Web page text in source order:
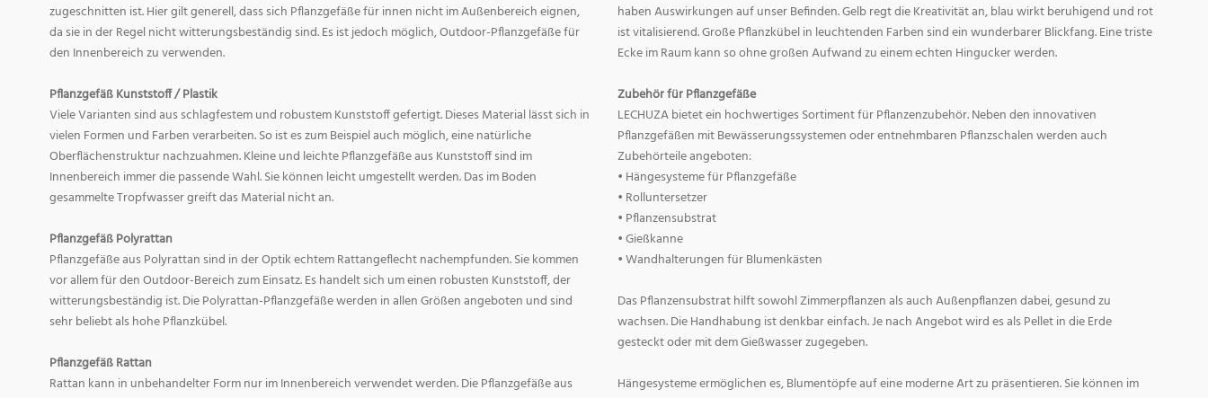
zugeschnitten ist. Hier gilt generell, dass sich Pflanzgefäße für innen nicht im Außenbereich eignen,
da sie in der Regel nicht witterungsbeständig sind. Es ist jedoch möglich, Outdoor-Pflanzgefäße für
den Innenbereich zu verwenden.
Pflanzgefäß Kunststoff / Plastik
Viele Varianten sind aus schlagfestem und robustem Kunststoff gefertigt. Dieses Material lässt sich in
vielen Formen und Farben verarbeiten. So ist es zum Beispiel auch möglich, eine natürliche
Oberflächenstruktur nachzuahmen. Kleine und leichte Pflanzgefäße aus Kunststoff sind im
Innenbereich immer die passende Wahl. Sie können leicht umgestellt werden. Das im Boden
gesammelte Tropfwasser greift das Material nicht an.
Pflanzgefäß Polyrattan
Pflanzgefäße aus Polyrattan sind in der Optik echtem Rattangeflecht nachempfunden. Sie kommen
vor allem für den Outdoor-Bereich zum Einsatz. Es handelt sich um einen robusten Kunststoff, der
witterungsbeständig ist. Die Polyrattan-Pflanzgefäße werden in allen Größen angeboten und sind
sehr beliebt als hohe Pflanzkübel.
Pflanzgefäß Rattan
Rattan kann in unbehandelter Form nur im Innenbereich verwendet werden. Die Pflanzgefäße aus
haben Auswirkungen auf unser Befinden. Gelb regt die Kreativität an, blau wirkt beruhigend und rot
ist vitalisierend. Große Pflanzkübel in leuchtenden Farben sind ein wunderbarer Blickfang. Eine triste
Ecke im Raum kann so ohne großen Aufwand zu einem echten Hingucker werden.
Zubehör für Pflanzgefäße
LECHUZA bietet ein hochwertiges Sortiment für Pflanzenzubehör. Neben den innovativen
Pflanzgefäßen mit Bewässerungssystemen oder entnehmbaren Pflanzschalen werden auch
Zubehörteile angeboten:
• Hängesysteme für Pflanzgefäße
• Rolluntersetzer
• Pflanzensubstrat
• Gießkanne
• Wandhalterungen für Blumenkästen
Das Pflanzensubstrat hilft sowohl Zimmerpflanzen als auch Außenpflanzen dabei, gesund zu
wachsen. Die Handhabung ist denkbar einfach. Je nach Angebot wird es als Pellet in die Erde
gesteckt oder mit dem Gießwasser zugegeben.
Hängesysteme ermöglichen es, Blumentöpfe auf eine moderne Art zu präsentieren. Sie können im